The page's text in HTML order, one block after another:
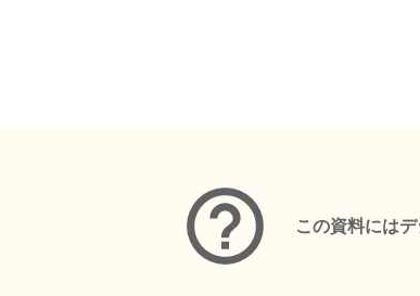
この資料には